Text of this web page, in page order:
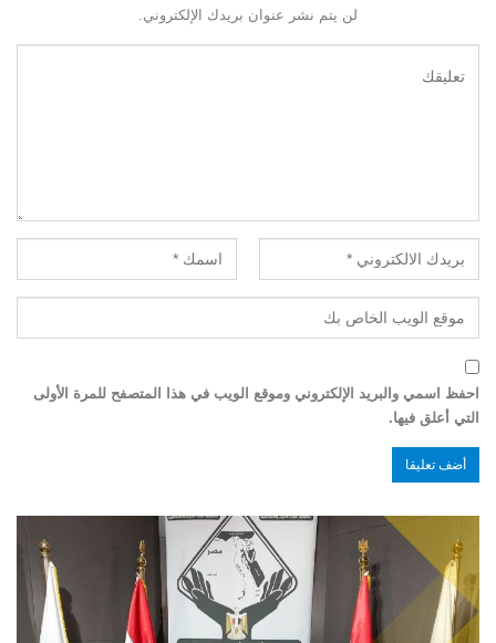
لن يتم نشر عنوان بريدك الإلكتروني.
احفظ اسمي والبريد الإلكتروني وموقع الويب في هذا المتصفح للمرة الأولى
التي أعلق فيها.